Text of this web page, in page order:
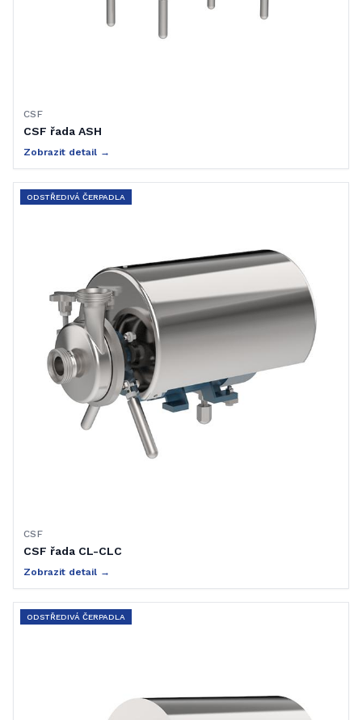
CSF
CSF řada ASH
Zobrazit detail →
ODSTŘEDIVÁ ČERPADLA
CSF
CSF řada CL-CLC
Zobrazit detail →
ODSTŘEDIVÁ ČERPADLA